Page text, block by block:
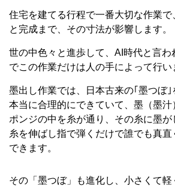
住宅を建てる行程で一番大切な作業
と完成まで、その寸法が影響します。
世の中色々と進歩して、AI時代と言
でこの作業だけは人の手によって行い
墨出し作業では、日本古来の｢墨つぼ
本当に合理的にできていて、墨（墨汁
ポンジの中を糸が通り、その糸に墨が
糸を伸ばし指で弾くだけで誰でも真
できます。
その「墨つぼ」も進化し、小さくて軽